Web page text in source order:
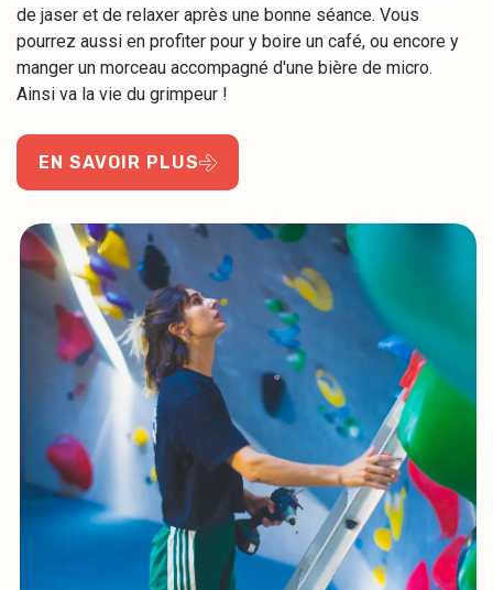
de jaser et de relaxer après une bonne séance. Vous
pourrez aussi en profiter pour y boire un café, ou encore y
manger un morceau accompagné d'une bière de micro.
Ainsi va la vie du grimpeur !
EN SAVOIR PLUS